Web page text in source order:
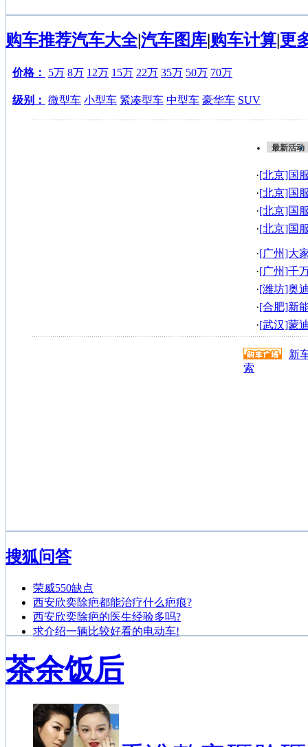
购车推荐汽车大全|汽车图库 购车计算 更
价格： 5万 8万 12万 15万 22万 35万 50万 70万
级别： 微型车 小型车 紧凑型车 中型车 豪华车 SUV
最新活动
·[北京]国
奥迪A6L
·[北京]国
最高直降
·[北京]国
最高直降
·[北京]国
最高直降
·[广州]大
场约定您
·[广州]千
到的豪车!
·[潍坊]奥
·[合肥]新
圆满落幕
·[武汉]蒙
新
索
搜狐问答
荣威550缺点
西安欣奕除疤都能治疗什么疤痕?
西安欣奕除疤的医生经验多吗?
求介绍一辆比较好看的电动车!
茶余饭后